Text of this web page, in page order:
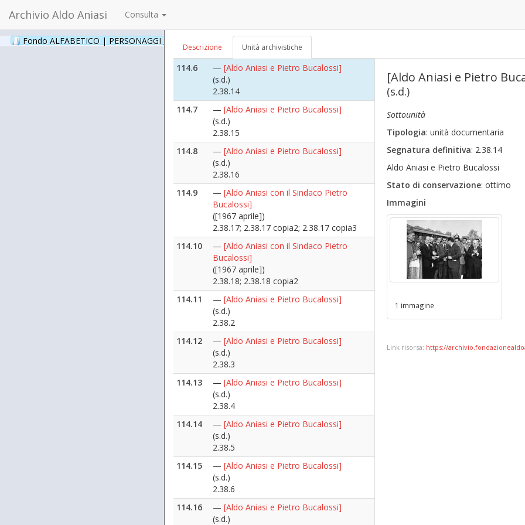
Archivio Aldo Aniasi Consulta
Fondo ALFABETICO | PERSONAGGI _ Archivio Fotografico
Descrizione Unità archivistiche
2.38.13
114.6
— [Aldo Aniasi e Pietro Bucalossi]
(s.d.)
2.38.14
114.7
— [Aldo Aniasi e Pietro Bucalossi]
(s.d.)
2.38.15
114.8
— [Aldo Aniasi e Pietro Bucalossi]
(s.d.)
2.38.16
114.9
— [Aldo Aniasi con il Sindaco Pietro
Bucalossi]
([1967 aprile])
2.38.17; 2.38.17 copia2; 2.38.17 copia3
114.10
— [Aldo Aniasi con il Sindaco Pietro
Bucalossi]
([1967 aprile])
2.38.18; 2.38.18 copia2
114.11
— [Aldo Aniasi e Pietro Bucalossi]
(s.d.)
2.38.2
114.12
— [Aldo Aniasi e Pietro Bucalossi]
(s.d.)
2.38.3
114.13
— [Aldo Aniasi e Pietro Bucalossi]
(s.d.)
2.38.4
114.14
— [Aldo Aniasi e Pietro Bucalossi]
(s.d.)
2.38.5
114.15
— [Aldo Aniasi e Pietro Bucalossi]
(s.d.)
2.38.6
114.16
— [Aldo Aniasi e Pietro Bucalossi]
(s.d.)
[Aldo Aniasi e Pietro
(s.d.)
Sottounità
Tipologia: unità documentaria
Segnatura definitiva: 2.38.14
Aldo Aniasi e Pietro Bucalossi
Stato di conservazione: ottimo
Immagini
1 immagine
Link risorsa: https://